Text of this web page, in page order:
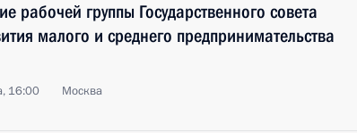
рабочей группы Государственного совета
малого и среднего предпринимательства
16:00 Москва